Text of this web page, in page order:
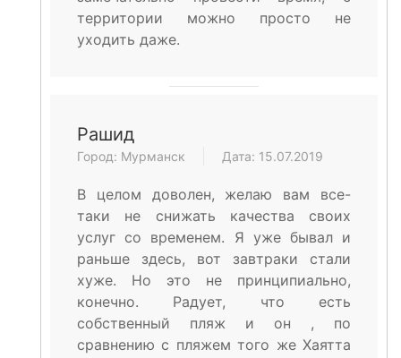
территории можно просто не
уходить даже.
Рашид
Город: Мурманск Дата: 15.07.2019
В целом доволен, желаю вам все-
таки не снижать качества своих
услуг со временем. Я уже бывал и
раньше здесь, вот завтраки стали
хуже. Но это не принципиально,
конечно. Радует, что есть
собственный пляж и он , по
сравнению с пляжем того же Хаятта